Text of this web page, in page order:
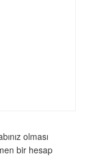
olması
bir hesap